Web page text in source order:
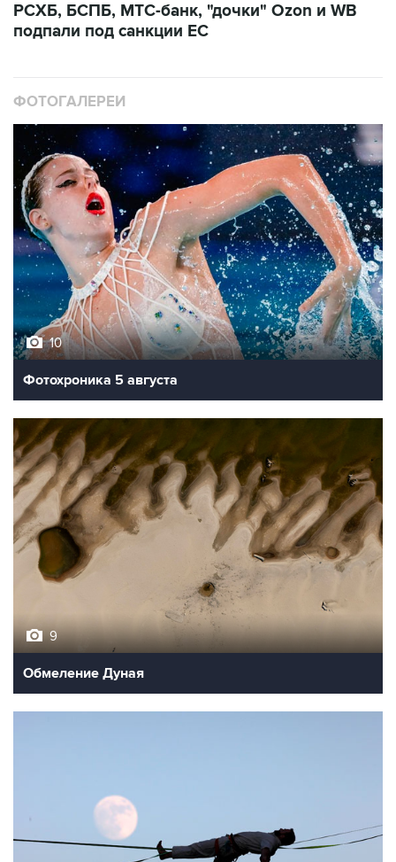
РСХБ, БСПБ, МТС-банк, "дочки" Ozon и WB
подпали под санкции ЕС
ФОТОГАЛЕРЕИ
10
Фотохроника 5 августа
9
Обмеление Дуная